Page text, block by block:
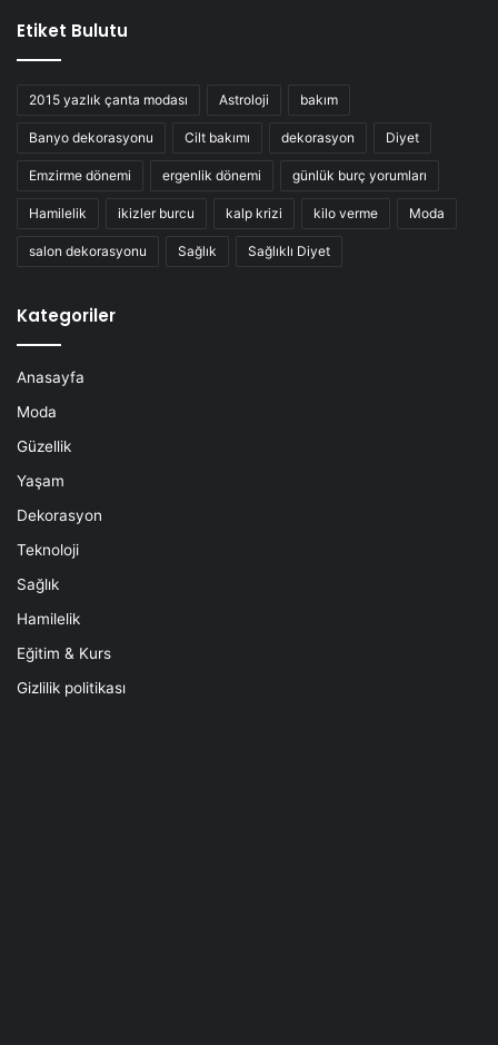
Etiket Bulutu
2015 yazlık çanta modası Astroloji bakım
Banyo dekorasyonu Cilt bakımı dekorasyon Diyet
Emzirme dönemi ergenlik dönemi günlük burç yorumları
Hamilelik ikizler burcu kalp krizi kilo verme Moda
salon dekorasyonu Sağlık Sağlıklı Diyet
Kategoriler
Anasayfa
Moda
Güzellik
Yaşam
Dekorasyon
Teknoloji
Sağlık
Hamilelik
Eğitim & Kurs
Gizlilik politikası